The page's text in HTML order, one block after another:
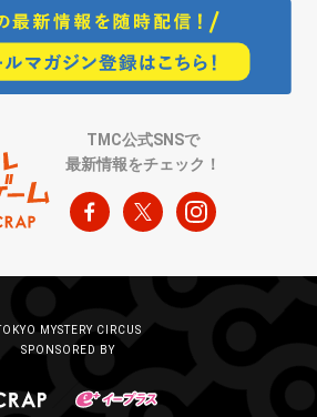
TMC公式SNSで
最新情報をチェック！
TOKYO MYSTERY CIRCUS
SPONSORED BY